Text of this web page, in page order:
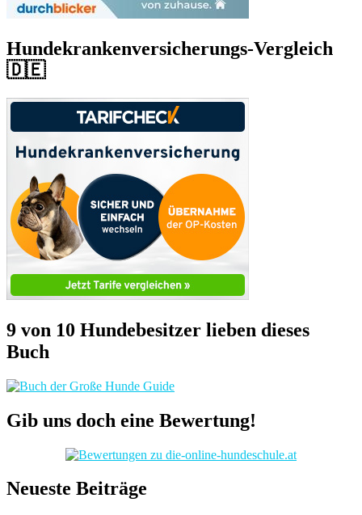
Hundekrankenversicherungs-Vergleich
🇩🇪
9 von 10 Hundebesitzer lieben dieses
Buch
Gib uns doch eine Bewertung!
Neueste Beiträge